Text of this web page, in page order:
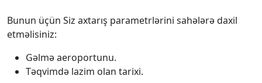
Bunun üçün Siz axtarış parametrlərini sahələrə daxil
etməlisiniz:
Gəlmə aeroportunu.
Təqvimdə lazim olan tarixi.